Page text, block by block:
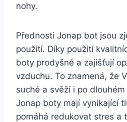
nohy.
Přednosti Jonap bot jsou
použití. Díky‌ použití
boty prodyšné a‌ zajišťují
vzduchu. To znamená, že
suché a svěží i ‍po
Jonap boty mají vynikající
pomáhá ⁣redukovat stres a